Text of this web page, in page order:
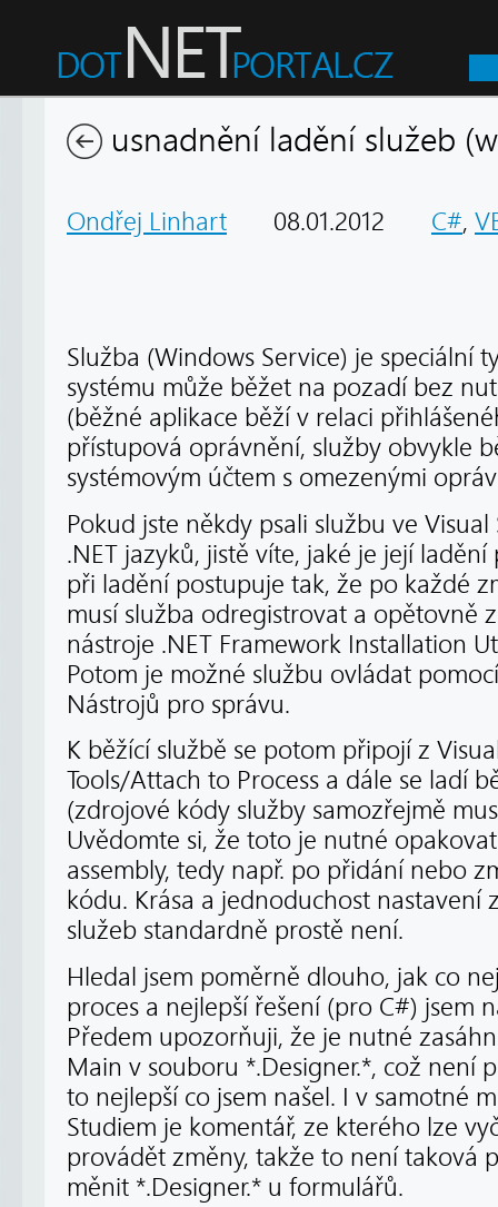
usnadnění ladění služeb
Ondřej Linhart 08.01.2012 C#,
Služba (Windows Service) je speciální
systému může běžet na pozadí bez
(běžné aplikace běží v relaci
přístupová oprávnění, služby obvykle
systémovým účtem s omezenými
Pokud jste někdy psali službu ve
.NET jazyků, jistě víte, jaké je její
při ladění postupuje tak, že po každé
musí služba odregistrovat a opětovně
nástroje .NET Framework Installation
Potom je možné službu ovládat
Nástrojů pro správu.
K běžící službě se potom připojí z
Tools/Attach to Process a dále se ladí
(zdrojové kódy služby samozřejmě
Uvědomte si, že toto je nutné
assembly, tedy např. po přidání nebo
kódu. Krása a jednoduchost nastavení
služeb standardně prostě není.
Hledal jsem poměrně dlouho, jak co
proces a nejlepší řešení (pro C#) jsem
Předem upozorňuji, že je nutné
Main v souboru *.Designer.*, což není
to nejlepší co jsem našel. I v samotné
Studiem je komentář, ze kterého lze
provádět změny, takže to není taková
měnit *.Designer.* u formulářů.